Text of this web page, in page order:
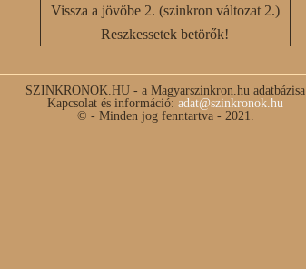
Vissza a jövőbe 2. (szinkron változat 2.)
Reszkessetek betörők!
SZINKRONOK.HU - a Magyarszinkron.hu adatbázisa
Kapcsolat és információ: adat@szinkronok.hu
© - Minden jog fenntartva - 2021.